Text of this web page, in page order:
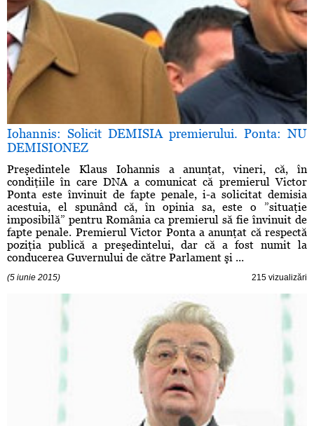
Iohannis: Solicit DEMISIA premierului. Ponta: NU
DEMISIONEZ
Preşedintele Klaus Iohannis a anunţat, vineri, că, în
condiţiile în care DNA a comunicat că premierul Victor
Ponta este învinuit de fapte penale, i-a solicitat demisia
acestuia, el spunând că, în opinia sa, este o ”situaţie
imposibilă” pentru România ca premierul să fie învinuit de
fapte penale. Premierul Victor Ponta a anunţat că respectă
poziţia publică a preşedintelui, dar că a fost numit la
conducerea Guvernului de către Parlament şi ...
(5 iunie 2015) 215 vizualizări